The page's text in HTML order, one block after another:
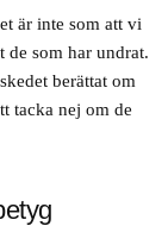
är inte som att vi
de som har undrat.
berättat om
tacka nej om de